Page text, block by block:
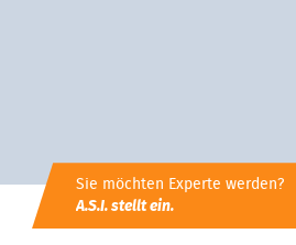
Sie möchten Experte werden?
A.S.I. stellt ein.